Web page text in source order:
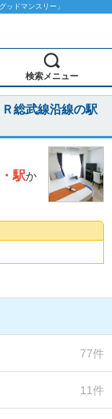
ッドマンスリー」
検索メニュー
総武線沿線の駅
駅か
77件
11件